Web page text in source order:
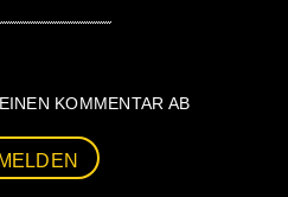
KOMMENTAR AB